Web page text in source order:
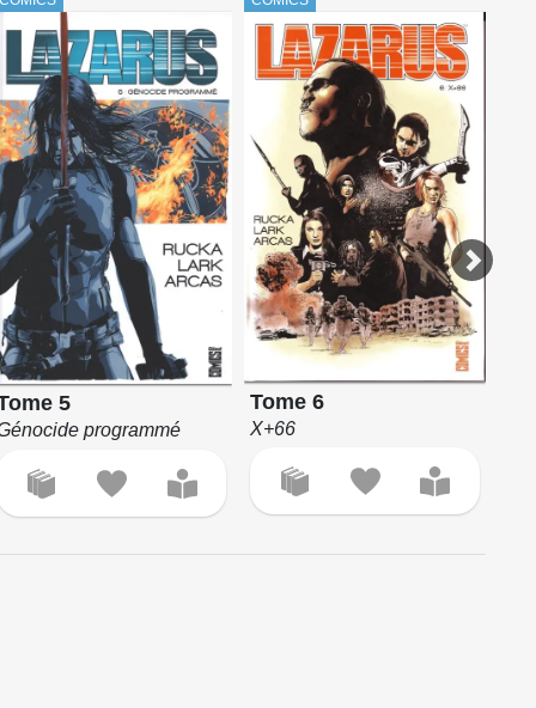
5
programmé
Tome 6
X+66